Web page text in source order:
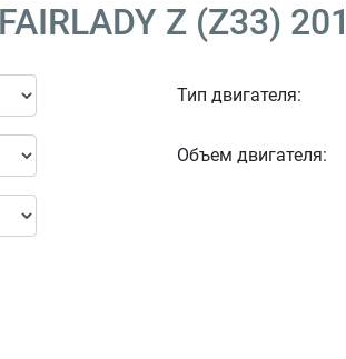
Z (Z33)
Тип двигателя:
Объем двигателя: